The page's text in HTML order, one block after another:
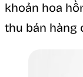
khoản hoa
thu bán hàng